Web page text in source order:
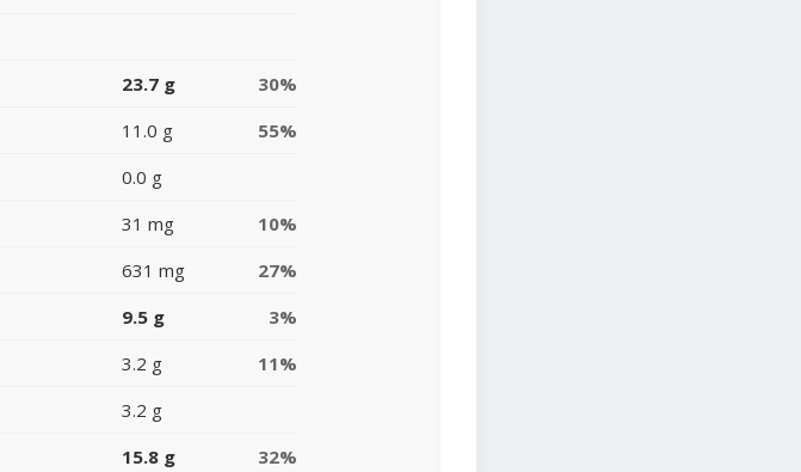
23.7 g
30%
11.0 g
55%
0.0 g
31 mg
10%
631 mg
27%
9.5 g
3%
3.2 g
11%
3.2 g
15.8 g 32%